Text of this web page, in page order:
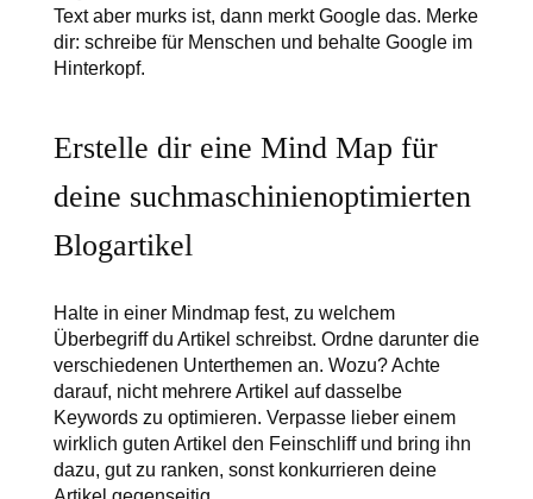
Text aber murks ist, dann merkt Google das. Merke
dir: schreibe für Menschen und behalte Google im
Hinterkopf.
Erstelle dir eine Mind Map für
deine suchmaschinienoptimierten
Blogartikel
Halte in einer Mindmap fest, zu welchem
Überbegriff du Artikel schreibst. Ordne darunter die
verschiedenen Unterthemen an. Wozu? Achte
darauf, nicht mehrere Artikel auf dasselbe
Keywords zu optimieren. Verpasse lieber einem
wirklich guten Artikel den Feinschliff und bring ihn
dazu, gut zu ranken, sonst konkurrieren deine